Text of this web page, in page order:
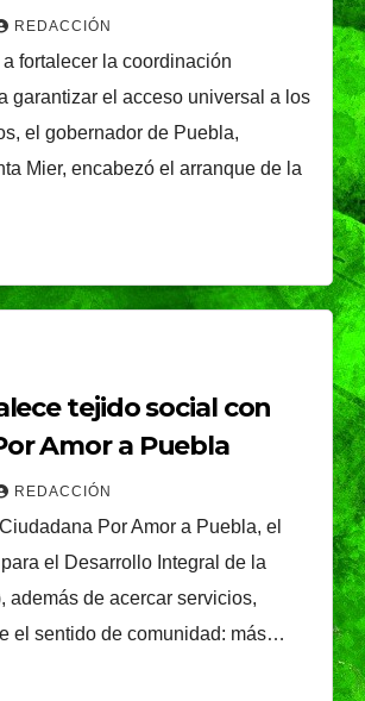
a familias
REDACCIÓN
fortalecer la coordinación
garantizar el acceso universal a los
el gobernador de Puebla,
Mier, encabezó el arranque de la
tejido social con
Amor a Puebla
REDACCIÓN
Por Amor a Puebla, el
el Desarrollo Integral de la
además de acercar servicios,
el sentido de comunidad: más…
TENDENCIA
Oreo® y BTS lanzan
edición limitada
México
30/07/2026 VERÓNICA ANDRADE